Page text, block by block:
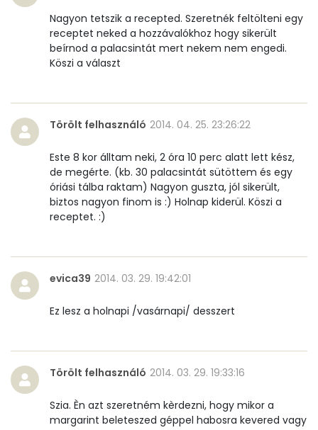
Likopin
0 micro
Lut-zea
66 micro
Nagyon tetszik a recepted. Szeretnék feltölteni egy
receptet neked a hozzávalókhoz hogy sikerült
beírnod a palacsintát mert nekem nem engedi.
Köszi a választ
Törölt felhasználó 2014. 04. 25. 23:26:22
Este 8 kor álltam neki, 2 óra 10 perc alatt lett kész,
de megérte. (kb. 30 palacsintát sütöttem és egy
óriási tálba raktam) Nagyon guszta, jól sikerült,
biztos nagyon finom is :) Holnap kiderül. Köszi a
receptet. :)
evica39 2014. 03. 29. 19:42:01
Ez lesz a holnapi /vasárnapi/ desszert
Törölt felhasználó 2014. 03. 29. 19:33:16
Szia. Èn azt szeretném kèrdezni, hogy mikor a
margarint beleteszed géppel habosra kevered vagy